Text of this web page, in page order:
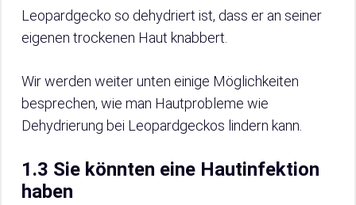
Leopardgecko so dehydriert ist, dass er an seiner
eigenen trockenen Haut knabbert.
Wir werden weiter unten einige Möglichkeiten
besprechen, wie man Hautprobleme wie
Dehydrierung bei Leopardgeckos lindern kann.
1.3 Sie könnten eine Hautinfektion
haben